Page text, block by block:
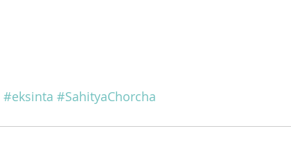
#eksinta #SahityaChorcha